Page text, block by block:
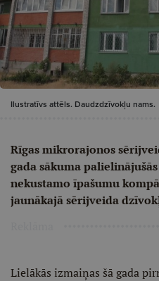
Ilustratīvs attēls. Daudzdzīvokļu nams.
Rīgas mikrorajonos
gada sākuma
nekustamo īpašumu
jaunākajā sērijveida
Lielākās izmaiņas šā gada